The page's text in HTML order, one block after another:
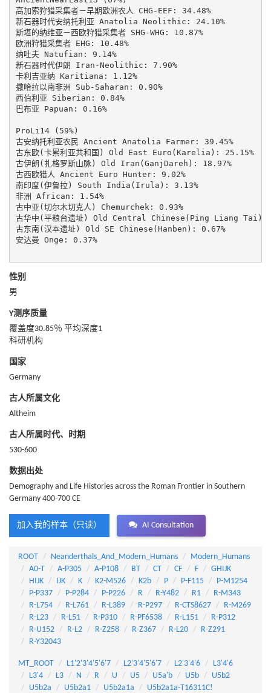
高加索狩猎采集者－早期欧洲农人 CHG-EEF: 34.48%
新石器时代安纳托利亚 Anatolia Neolithic: 24.10%
斯堪的纳维亚－西欧狩猎采集者 SHG-WHG: 10.87%
欧洲狩猎采集者 EHG: 10.48%
纳吐夫 Natufian: 9.14%
新石器时代伊朗 Iran-Neolithic: 7.90%
卡利吉亚纳 Karitiana: 1.12%
撒哈拉以南非洲 Sub-Saharan: 0.90%
西伯利亚 Siberian: 0.84%
巴布亚 Papuan: 0.16%
ProLi14 (59%)
古安纳托利亚农民 Ancient Anatolia Farmer: 39.45%
古东欧(卡累利亚共和国) Old East Euro(Karelia): 25.15%
古伊朗(扎格罗斯山脉) Old Iran(GanjDareh): 18.97%
古西欧猎人 Ancient Euro Hunter: 9.02%
南印度(伊鲁拉) South India(Irula): 3.13%
非洲 African: 1.54%
古中亚(切尔木切克人) Chemurchek: 0.93%
古华中(平粮台遗址) Old Central Chinese(Ping Liang Tai):
古东南(汉本遗址) Old SE Chinese(Hanben): 0.67%
安达曼 Onge: 0.37%
性别
男
Y测序质量
覆盖度30.85％ 平均深度1
科研机构
国家
Germany
古人所属文化
Altheim
古人所属时代、时期
530-600
数据出处
Demography and Life Histories across the Roman Frontier in Southern
Germany 400-700 CE
加入我的样本（只读） AI Consultation
ROOT Neanderthals_And_Modern_Humans
Modern_Humans
A0-T
A-P305 A-P108 BT CT CF F
GHIJK
HIJK
IJK K K2-M526 K2b P P-F115
P-M1254
P-P337
P-P284 P-P226 R R-Y482 R1
R-M343
R-L754
R-L761 R-L389 R-P297 R-CTS8627
R-M269
R-L23
R-L51 R-P310 R-PF6538 R-L151
R-P312
R-U152
R-L2 R-Z258 R-Z367 R-L20
R-Z291
R-Y32043
MT_ROOT L1'2'3'4'5'6'7 L2'3'4'5'6'7 L2'3'4'6
L3'4'6
L3'4
L3 N R U U5 U5a'b U5b
U5b2
U5b2a
U5b2a1 U5b2a1a
U5b2a1a-T16311C!